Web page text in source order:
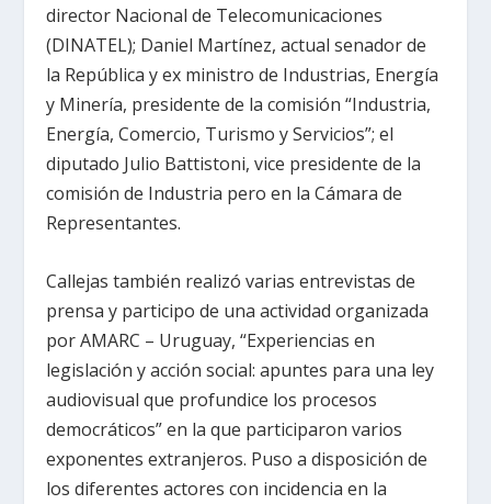
director Nacional de Telecomunicaciones
(DINATEL); Daniel Martínez, actual senador de
la República y ex ministro de Industrias, Energía
y Minería, presidente de la comisión “Industria,
Energía, Comercio, Turismo y Servicios”; el
diputado Julio Battistoni, vice presidente de la
comisión de Industria pero en la Cámara de
Representantes.
Callejas también realizó varias entrevistas de
prensa y participo de una actividad organizada
por AMARC – Uruguay, “Experiencias en
legislación y acción social: apuntes para una ley
audiovisual que profundice los procesos
democráticos” en la que participaron varios
exponentes extranjeros. Puso a disposición de
los diferentes actores con incidencia en la